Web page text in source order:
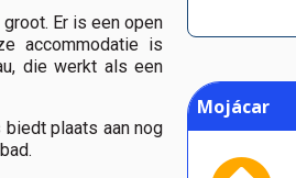
Er is een open
accommodatie is
die werkt als een
plaats aan nog
Mojácar